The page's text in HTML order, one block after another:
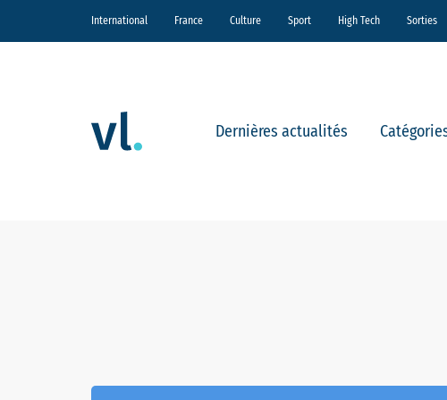
International France Culture Sport High Tech Sorties
Dernières actualités